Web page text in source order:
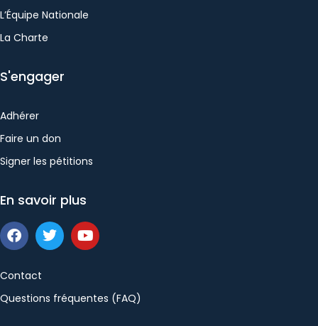
L’Équipe Nationale
La Charte
S'engager
Adhérer
Faire un don
Signer les pétitions
En savoir plus
Contact
Questions fréquentes (FAQ)